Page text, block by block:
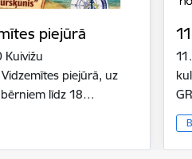
piejūrā
piejūrā, uz
līdz 18…